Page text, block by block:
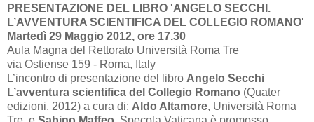
PRESENTAZIONE DEL LIBRO 'ANGELO SECCHI.
L’AVVENTURA SCIENTIFICA DEL COLLEGIO ROMANO'
Martedì 29 Maggio 2012, ore 17.30
Aula Magna del Rettorato Università Roma Tre
via Ostiense 159 - Roma, Italy
L’incontro di presentazione del libro Angelo Secchi
L’avventura scientifica del Collegio Romano (Quater
edizioni, 2012) a cura di: Aldo Altamore, Università Roma